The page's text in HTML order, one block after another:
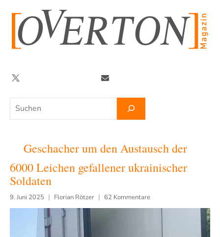
springen
Suchen
Twitter TelegramNewsletter
Geschacher um den Austausch der
6000 Leichen gefallener ukrainischer
Soldaten
9. Juni 2025 Florian Rötzer 62 Kommentare